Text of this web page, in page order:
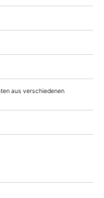
Sopranisten
Gluck
dem jungen
Eiskunstlauf in
die
virtuos in Eis
Apropos: Der